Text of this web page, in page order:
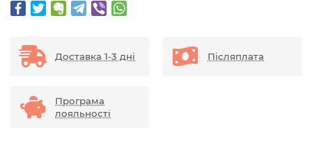
Доставка 1-3 дні Післяплата
Програма
лояльності